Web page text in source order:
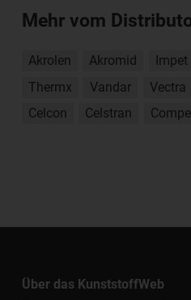
Mehr vom
Akrolen Akromid Impet
Thermx
Vandar Vectra
Celcon
Celstran Compel
Über das KunststoffWeb